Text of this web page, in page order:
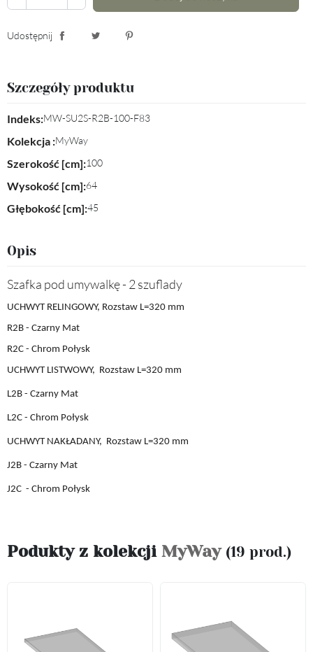
Udostępnij
Szczegóły produktu
Indeks:MW-SU2S-R2B-100-F83
Kolekcja :MyWay
Szerokość [cm]:100
Wysokość [cm]:64
Głębokość [cm]:45
Opis
Szafka pod umywalkę - 2 szuflady
UCHWYT RELINGOWY, Rozstaw L=320 mm
R2B - Czarny Mat
R2C - Chrom Połysk
UCHWYT LISTWOWY, Rozstaw L=320 mm
L2B - Czarny Mat
L2C - Chrom Połysk
UCHWYT NAKŁADANY, Rozstaw L=320 mm
J2B - Czarny Mat
J2C - Chrom Połysk
Podukty z kolekcji MyWay (19 prod.)